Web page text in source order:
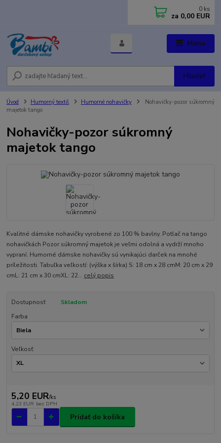
Menu
Hľadať
0 ks
za 0,00 EUR
Úvod Humorný textil Humorné nohavičky
Nohavičky-pozor súkromný
majetok tango
Nohavičky-pozor súkromný
majetok tango
Kvalitné dámske nohavičky vyrobené zo 100 % bavlny. Potlač na tango
nohavičkách Pozor súkromný majetok je veľmi odolná a vydrží mnoho
vypraní. Humorné dámske nohavičky sú vynikajúci darček na mnohé
príležitosti. Tabuľka veľkostí: (výška x šírka) S: 18 cm x 28 cmM: 20 cm x 29
cmL: 21 cm x 30 cmXL: 22... celý popis
Dostupnosť
Skladom
Farba
Veľkosť
5,20 EUR/ks
4,23 EUR bez DPH
Pridať do košíka